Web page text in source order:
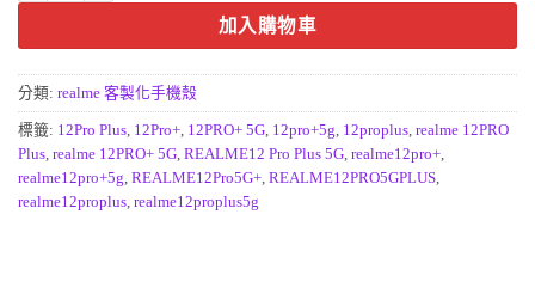
加入購物車
分類: realme 客製化手機殼
標籤: 12Pro Plus, 12Pro+, 12PRO+ 5G, 12pro+5g, 12proplus, realme 12PRO
Plus, realme 12PRO+ 5G, REALME12 Pro Plus 5G, realme12pro+,
realme12pro+5g, REALME12Pro5G+, REALME12PRO5GPLUS,
realme12proplus, realme12proplus5g